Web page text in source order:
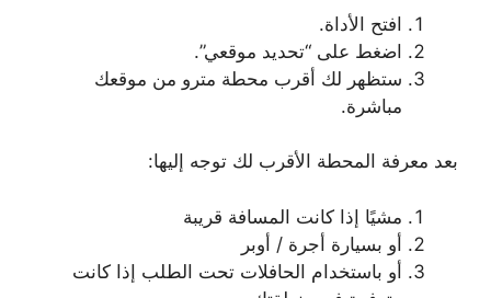
افتح الأداة.
اضغط على “تحديد موقعي”.
ستظهر لك أقرب محطة مترو من موقعك
مباشرة.
بعد معرفة المحطة الأقرب لك توجه إليها:
مشيًا إذا كانت المسافة قريبة
أو بسيارة أجرة / أوبر
أو باستخدام الحافلات تحت الطلب إذا كانت